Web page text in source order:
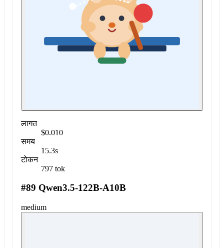
लागत
$0.010
समय
15.3s
टोकन
797 tok
#89 Qwen3.5-122B-A10B
medium